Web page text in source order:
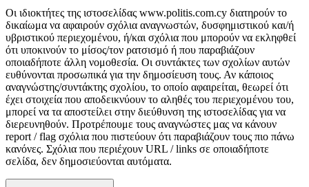
Οι ιδιοκτήτες της ιστοσελίδας www.politis.com.cy διατηρούν το
δικαίωμα να αφαιρούν σχόλια αναγνωστών, δυσφημιστικού και/ή
υβριστικού περιεχομένου, ή/και σχόλια που μπορούν να εκληφθεί
ότι υποκινούν το μίσος/τον ρατσισμό ή που παραβιάζουν
οποιαδήποτε άλλη νομοθεσία. Οι συντάκτες των σχολίων αυτών
ευθύνονται προσωπικά για την δημοσίευση τους. Αν κάποιος
αναγνώστης/συντάκτης σχολίου, το οποίο αφαιρείται, θεωρεί ότι
έχει στοιχεία που αποδεικνύουν το αληθές του περιεχομένου του,
μπορεί να τα αποστείλει στην διεύθυνση της ιστοσελίδας για να
διερευνηθούν. Προτρέπουμε τους αναγνώστες μας να κάνουν
report / flag σχόλια που πιστεύουν ότι παραβιάζουν τους πιο πάνω
κανόνες. Σχόλια που περιέχουν URL / links σε οποιαδήποτε
σελίδα, δεν δημοσιεύονται αυτόματα.